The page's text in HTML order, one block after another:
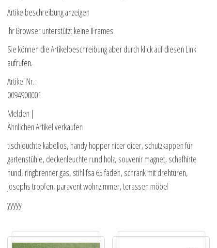
Artikelbeschreibung anzeigen
Ihr Browser unterstützt keine IFrames.
Sie können die Artikelbeschreibung aber durch klick auf diesen Link
aufrufen.
Artikel Nr.:
0094900001
Melden |
Ähnlichen Artikel verkaufen
tischleuchte kabellos, handy hopper nicer dicer, schutzkappen für
gartenstühle, deckenleuchte rund holz, souvenir magnet, schafhirte
hund, ringbrenner gas, stihl fsa 65 faden, schrank mit drehtüren,
josephs tropfen, paravent wohnzimmer, terassen möbel
yyyyy